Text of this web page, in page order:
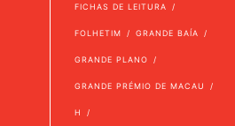
FICHAS DE LEITURA
FOLHETIM GRANDE BAÍA
GRANDE PLANO
GRANDE PRÉMIO DE MACAU
H